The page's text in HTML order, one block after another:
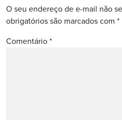
O seu endereço de e-mail não
obrigatórios são marcados com *
Comentário *